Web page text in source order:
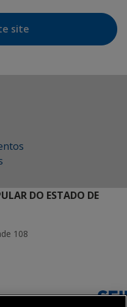
site
DO ESTADO DE
108